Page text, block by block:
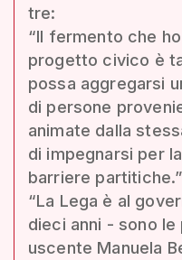
tre:
“Il fermento che
progetto civico è
possa aggregarsi
di persone
animate dalla
di impegnarsi per
barriere partitiche.”
“La Lega è al
dieci anni - sono
uscente Manuela